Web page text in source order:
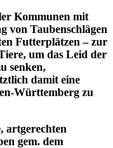
Kommunen mit
von Taubenschlägen
Futterplätzen – zur
um das Leid der
senken,
damit eine
Württemberg zu
artgerechten
gem. dem